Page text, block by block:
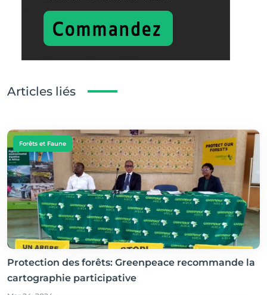
Articles liés
Forêts et Faune
Protection des forêts: Greenpeace recommande la
cartographie participative